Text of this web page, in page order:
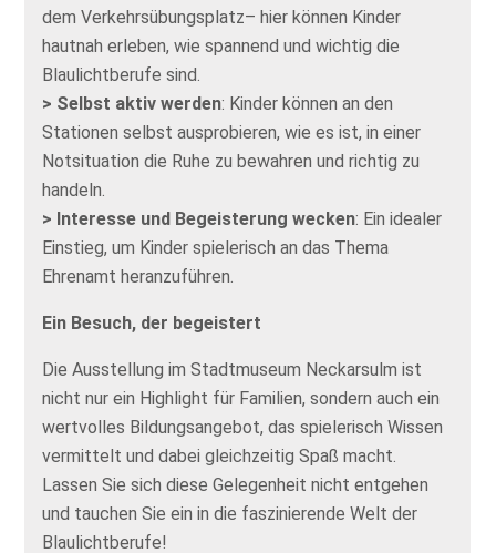
dem Verkehrsübungsplatz– hier können Kinder
hautnah erleben, wie spannend und wichtig die
Blaulichtberufe sind.
> Selbst aktiv werden: Kinder können an den
Stationen selbst ausprobieren, wie es ist, in einer
Notsituation die Ruhe zu bewahren und richtig zu
handeln.
> Interesse und Begeisterung wecken: Ein idealer
Einstieg, um Kinder spielerisch an das Thema
Ehrenamt heranzuführen.
Ein Besuch, der begeistert
Die Ausstellung im Stadtmuseum Neckarsulm ist
nicht nur ein Highlight für Familien, sondern auch ein
wertvolles Bildungsangebot, das spielerisch Wissen
vermittelt und dabei gleichzeitig Spaß macht.
Lassen Sie sich diese Gelegenheit nicht entgehen
und tauchen Sie ein in die faszinierende Welt der
Blaulichtberufe!